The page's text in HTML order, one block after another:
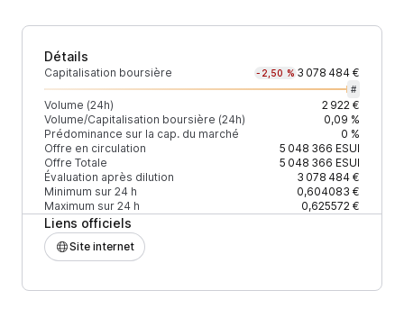
Détails
Capitalisation boursière -2,50 % 3 078 484 €
#
Volume (24h)
2 922 €
Volume/Capitalisation boursière (24h)
0,09 %
Prédominance sur la cap. du marché
0 %
Offre en circulation
5 048 366 ESUI
Offre Totale
5 048 366 ESUI
Évaluation après dilution
3 078 484 €
Minimum sur 24 h
0,604083 €
Maximum sur 24 h
0,625572 €
Liens officiels
Site internet